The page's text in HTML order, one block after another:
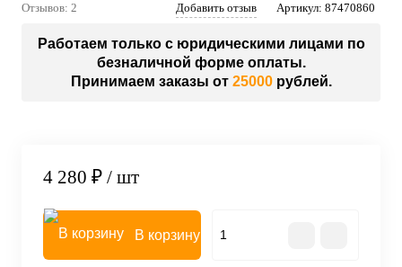
Отзывов: 2 Добавить отзыв Артикул: 87470860
Работаем только с юридическими лицами по
безналичной форме оплаты.
Принимаем заказы от 25000рублей.
4 280 ₽ / шт
В корзину